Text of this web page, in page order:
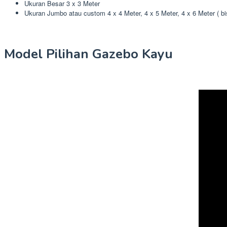
Ukuran Besar 3 x 3 Meter
Ukuran Jumbo atau custom 4 x 4 Meter, 4 x 5 Meter, 4 x 6 Meter (
Model Pilihan Gazebo Kayu